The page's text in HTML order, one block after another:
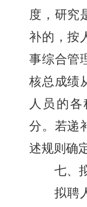
度，研究
补的，按
事综合管
核总成绩
人员的
分。若递
述规则确
七、
拟聘